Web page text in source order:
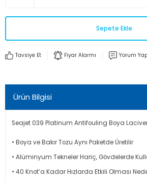
Sepete Ekle
Tavsiye Et Fiyar Alarmı Yorum
Ürün Bilgisi
Seajet 039 Platinum Antifouling Boya
• Boya ve Bakır Tozu Aynı Paketde Üretilir
• Alüminyum Tekneler Hariç, Gövdelerde
• 40 Knot’a Kadar Hızlarda Etkili Olması